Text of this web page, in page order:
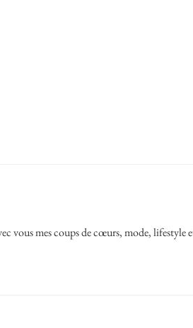
vous mes coups de cœurs, mode, lifestyle